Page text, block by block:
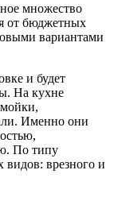
множество
от бюджетных
вариантами
и будет
На кухне
Именно они
По типу
видов: врезного и